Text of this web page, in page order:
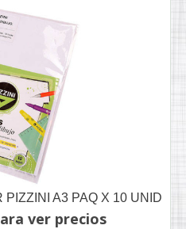
PIZZINI A3 PAQ X 10 UNID
ver precios